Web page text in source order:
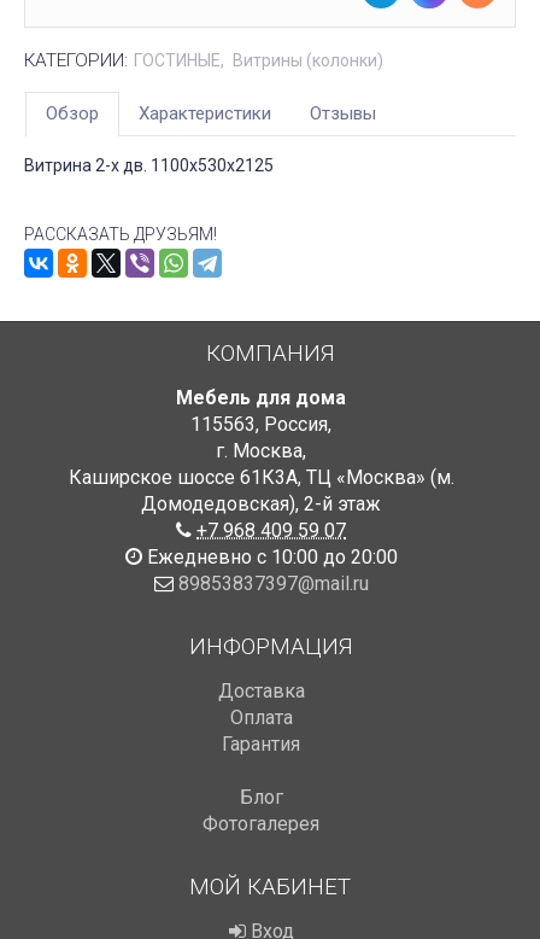
КАТЕГОРИИ: ГОСТИНЫЕ Витрины (колонки)
Обзор Характеристики Отзывы
Витрина 2-х дв. 1100х530х2125
РАССКАЗАТЬ ДРУЗЬЯМ!
КОМПАНИЯ
Мебель для дома
115563, Россия,
г. Москва,
Каширское шоссе 61К3А, ТЦ «Москва» (м.
Домодедовская), 2-й этаж
+7 968 409 59 07
Ежедневно с 10:00 до 20:00
89853837397@mail.ru
ИНФОРМАЦИЯ
Доставка
Оплата
Гарантия
Блог
Фотогалерея
МОЙ КАБИНЕТ
Вход